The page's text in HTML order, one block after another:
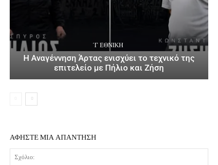
΄Γ ΕΘΝΙΚΉ
Η Αναγέννηση Άρτας ενισχύει το τεχνικό της
επιτελείο με Πήλιο και Ζήση
ΑΦΗΣΤΕ ΜΙΑ ΑΠΑΝΤΗΣΗ